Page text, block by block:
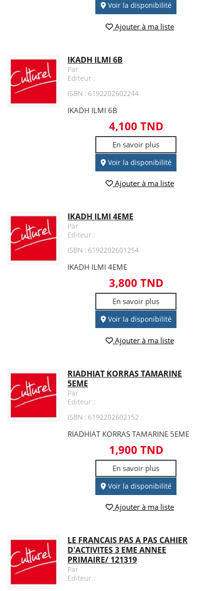
Voir la disponibilité
Ajouter à ma liste
IKADH ILMI 6B
Par
Editeur :
ISBN : 6192202602244
IKADH ILMI 6B
4,100 TND
En savoir plus
Voir la disponibilité
Ajouter à ma liste
IKADH ILMI 4EME
Par
Editeur :
ISBN : 6192202601254
IKADH ILMI 4EME
3,800 TND
En savoir plus
Voir la disponibilité
Ajouter à ma liste
RIADHIAT KORRAS TAMARINE
5EME
Par
Editeur :
ISBN : 6192202602152
RIADHIAT KORRAS TAMARINE 5EME
1,900 TND
En savoir plus
Voir la disponibilité
Ajouter à ma liste
LE FRANCAIS PAS A PAS CAHIER
D'ACTIVITES 3 EME ANNEE
PRIMAIRE/ 121319
Par
Editeur :